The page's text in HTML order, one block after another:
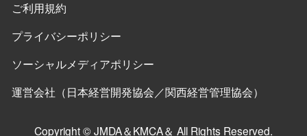
ご利用規約
プライバシーポリシー
ソーシャルメディアポリシー
運営会社（日本経営開発協会／関西経営管理協会）
Copyright © JMDA＆KMCA＆ All Rights Reserved.